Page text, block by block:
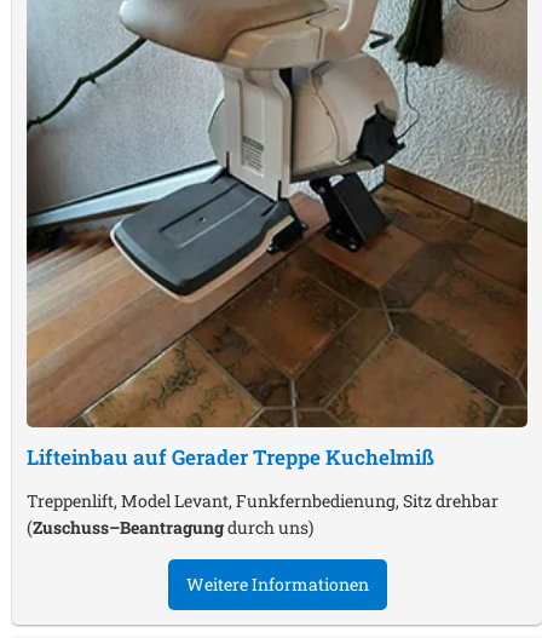
Lifteinbau auf Gerader TreppeKuchelmiß
Treppenlift, Model Levant, Funkfernbedienung, Sitz drehbar
(Zuschuss–Beantragungdurch uns)
Weitere Informationen